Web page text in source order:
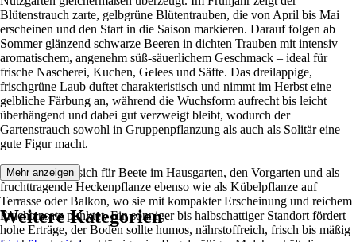
Blütenstrauch zarte, gelbgrüne Blütentrauben, die von April bis Mai
erscheinen und den Start in die Saison markieren. Darauf folgen ab
Sommer glänzend schwarze Beeren in dichten Trauben mit intensiv
aromatischem, angenehm süß-säuerlichem Geschmack – ideal für
frische Nascherei, Kuchen, Gelees und Säfte. Das dreilappige,
frischgrüne Laub duftet charakteristisch und nimmt im Herbst eine
gelbliche Färbung an, während die Wuchsform aufrecht bis leicht
überhängend und dabei gut verzweigt bleibt, wodurch der
Gartenstrauch sowohl in Gruppenpflanzung als auch als Solitär eine
gute Figur macht.
‘Titania’ eignet sich für Beete im Hausgarten, den Vorgarten und als
fruchttragende Heckenpflanze ebenso wie als Kübelpflanze auf
Terrasse oder Balkon, wo sie mit kompakter Erscheinung und reichem
Fruchtansatz punktet. Ein sonniger bis halbschattiger Standort fördert
hohe Erträge, der Boden sollte humos, nährstoffreich, frisch bis mäßig
Mehr anzeigen
Weitere Kategorien